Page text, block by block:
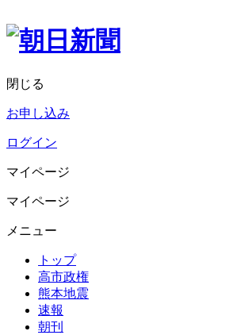
閉じる
お申し込み
ログイン
マイページ
マイページ
メニュー
トップ
高市政権
熊本地震
速報
朝刊